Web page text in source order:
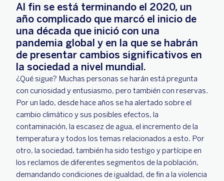
Al fin se está terminando el 2020, un
año complicado que marcó el inicio de
una década que inició con una
pandemia global y en la que se habrán
de presentar cambios significativos en
la sociedad a nivel mundial.
¿Qué sigue? Muchas personas se harán está pregunta
con curiosidad y entusiasmo, pero también con reservas.
Por un lado, desde hace años se ha alertado sobre el
cambio climático y sus posibles efectos, la
contaminación, la escasez de agua, el incremento de la
temperatura y todos los temas relacionados a esto. Por
otro, la sociedad, también ha sido testigo y partícipe en
los reclamos de diferentes segmentos de la población,
demandando condiciones de igualdad, de fin a la violencia